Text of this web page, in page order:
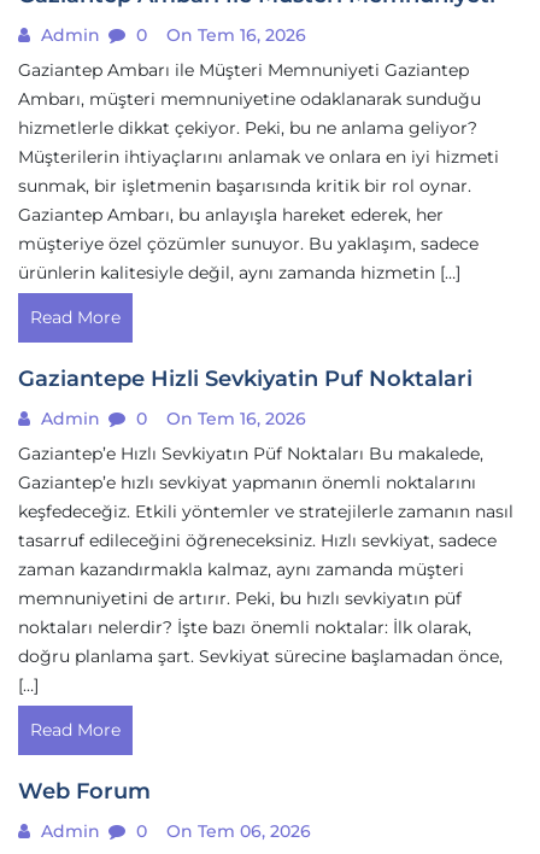
Admin 0
On Tem 16, 2026
Gaziantep Ambarı ile Müşteri Memnuniyeti Gaziantep
Ambarı, müşteri memnuniyetine odaklanarak sunduğu
hizmetlerle dikkat çekiyor. Peki, bu ne anlama geliyor?
Müşterilerin ihtiyaçlarını anlamak ve onlara en iyi hizmeti
sunmak, bir işletmenin başarısında kritik bir rol oynar.
Gaziantep Ambarı, bu anlayışla hareket ederek, her
müşteriye özel çözümler sunuyor. Bu yaklaşım, sadece
ürünlerin kalitesiyle değil, aynı zamanda hizmetin […]
Read More
Gaziantepe Hizli Sevkiyatin Puf Noktalari
Admin 0
On Tem 16, 2026
Gaziantep’e Hızlı Sevkiyatın Püf Noktaları Bu makalede,
Gaziantep’e hızlı sevkiyat yapmanın önemli noktalarını
keşfedeceğiz. Etkili yöntemler ve stratejilerle zamanın nasıl
tasarruf edileceğini öğreneceksiniz. Hızlı sevkiyat, sadece
zaman kazandırmakla kalmaz, aynı zamanda müşteri
memnuniyetini de artırır. Peki, bu hızlı sevkiyatın püf
noktaları nelerdir? İşte bazı önemli noktalar: İlk olarak,
doğru planlama şart. Sevkiyat sürecine başlamadan önce,
[…]
Read More
Web Forum
Admin 0
On Tem 06, 2026